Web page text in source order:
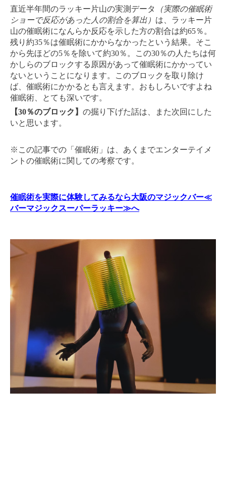
直近半年間のラッキー片山の実測データ
（実際の催眠術
ショーで反応があった人の割合を算出） は、ラッキー片
山の催眠術になんらか反応を示した方の割合は約65％。
残り約35％は催眠術にかからなかったという結果。そこ
から先ほどの5％を除いて約30％。この30％の人たちは何
かしらのブロックする原因があって催眠術にかかってい
ないということになります。このブロックを取り除け
ば、催眠術にかかるとも言えます。おもしろいですよね
催眠術、とても深いです。
【30％のブロック】 の掘り下げた話は、また次回にした
いと思います。
※この記事での「催眠術」は、あくまでエンターテイメ
ントの催眠術に関しての考察です。
催眠術を実際に体験してみるなら大阪のマジックバー≪
バーマジックスーパーラッキー≫へ